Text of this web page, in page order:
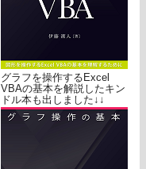
グラフを操作するExcel
VBAの基本を解説したキン
ドル本も出しました↓↓